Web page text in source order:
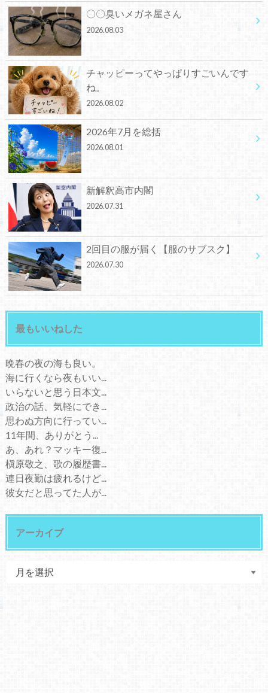
〇〇臭いメガネ屋さん
2026.08.03
チャッピーってやっぱりすごいんです
ね。
2026.08.02
2026年7月を総括
2026.08.01
新解釈高市内閣
2026.07.31
2回目の服が届く【服のサブスク】
2026.07.30
最もいいねした
晩春の夜の海も良い。
海に行くなら夜もいい...
いらないと思う日本文...
政治の話、気軽にでき...
思わぬ方向に行ってい...
11年間、ありがとう...
あ、あれ？マッキー復...
槇原敬之、歌の履歴書...
連日夜勤は疲れるけど...
彼女だと思ってた人が...
アーカイブ